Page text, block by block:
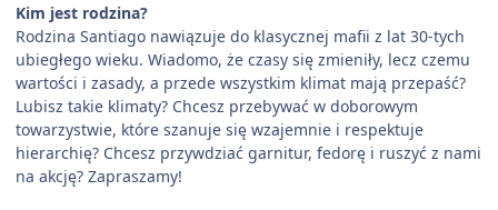
Kim jest rodzina?
Rodzina Santiago nawiązuje do klasycznej mafii z lat 30-tych
ubiegłego wieku. Wiadomo, że czasy się zmieniły, lecz czemu
wartości i zasady, a przede wszystkim klimat mają przepaść?
Lubisz takie klimaty? Chcesz przebywać w doborowym
towarzystwie, które szanuje się wzajemnie i respektuje
hierarchię? Chcesz przywdziać garnitur, fedorę i ruszyć z nami
na akcję? Zapraszamy!